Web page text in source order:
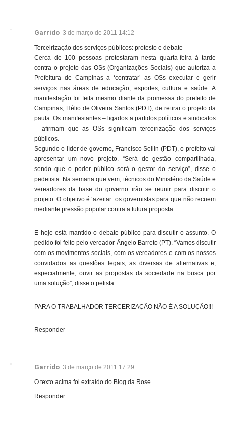
Garrido 3 de março de 2011 14:12
Terceirização dos serviços públicos: protesto e debate
Cerca de 100 pessoas protestaram nesta quarta-feira à tarde
contra o projeto das OSs (Organizações Sociais) que autoriza a
Prefeitura de Campinas a ‘contratar’ as OSs executar e gerir
serviços nas áreas de educação, esportes, cultura e saúde. A
manifestação foi feita mesmo diante da promessa do prefeito de
Campinas, Hélio de Oliveira Santos (PDT), de retirar o projeto da
pauta. Os manifestantes – ligados a partidos políticos e sindicatos
– afirmam que as OSs significam terceirização dos serviços
públicos.
Segundo o líder de governo, Francisco Sellin (PDT), o prefeito vai
apresentar um novo projeto. “Será de gestão compartilhada,
sendo que o poder público será o gestor do serviço”, disse o
pedetista. Na semana que vem, técnicos do Ministério da Saúde e
vereadores da base do governo irão se reunir para discutir o
projeto. O objetivo é ‘azeitar’ os governistas para que não recuem
mediante pressão popular contra a futura proposta.
E hoje está mantido o debate público para discutir o assunto. O
pedido foi feito pelo vereador Ângelo Barreto (PT). “Vamos discutir
com os movimentos sociais, com os vereadores e com os nossos
convidados as questões legais, as diversas de alternativas e,
especialmente, ouvir as propostas da sociedade na busca por
uma solução”, disse o petista.
PARA O TRABALHADOR TERCERIZAÇÃO NÃO É A SOLUÇÃO!!!
Responder
Garrido 3 de março de 2011 17:29
O texto acima foi extraído do Blog da Rose
Responder